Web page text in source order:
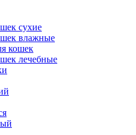
сухие
влажные
кошек
лечебные